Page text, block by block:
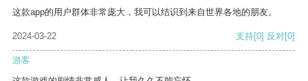
这款app的用户群体非常庞大，我可以结识到来自世界各地的朋友。
2024-03-22 支持[0] 反对[0]
游客